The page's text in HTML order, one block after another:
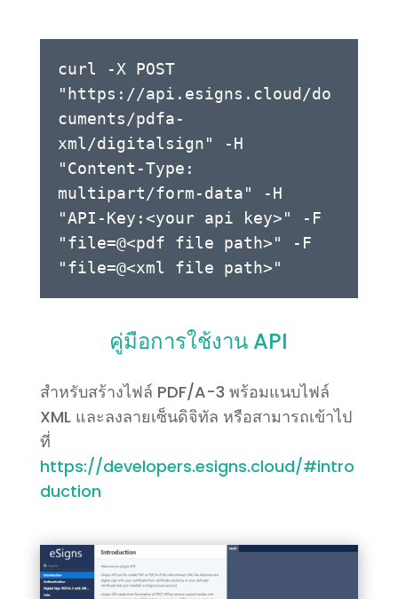
curl -X POST
"https://api.esigns.cloud/do
cuments/pdfa-
xml/digitalsign" -H
"Content-Type:
multipart/form-data" -H
"API-Key:<your api key>" -F
"file=@<pdf file path>" -F
"file=@<xml file path>"
คู่มือการใช้งาน API
สำหรับสร้างไฟล์ PDF/A-3 พร้อมแนบไฟล์
XML และลงลายเซ็นดิจิทัล หรือสามารถเข้าไป
ที่
https://developers.esigns.cloud/#intro
duction